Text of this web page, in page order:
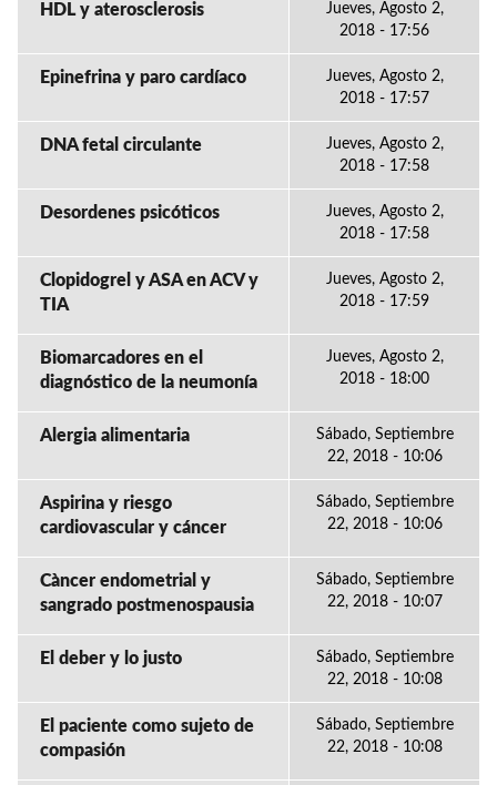
HDL y aterosclerosis
Jueves, Agosto 2,
2018 - 17:56
Epinefrina y paro cardíaco
Jueves, Agosto 2,
2018 - 17:57
DNA fetal circulante
Jueves, Agosto 2,
2018 - 17:58
Desordenes psicóticos
Jueves, Agosto 2,
2018 - 17:58
Clopidogrel y ASA en ACV y
TIA
Jueves, Agosto 2,
2018 - 17:59
Biomarcadores en el
diagnóstico de la neumonía
Jueves, Agosto 2,
2018 - 18:00
Alergia alimentaria
Sábado, Septiembre
22, 2018 - 10:06
Aspirina y riesgo
cardiovascular y cáncer
Sábado, Septiembre
22, 2018 - 10:06
Càncer endometrial y
sangrado postmenospausia
Sábado, Septiembre
22, 2018 - 10:07
El deber y lo justo
Sábado, Septiembre
22, 2018 - 10:08
El paciente como sujeto de
compasión
Sábado, Septiembre
22, 2018 - 10:08